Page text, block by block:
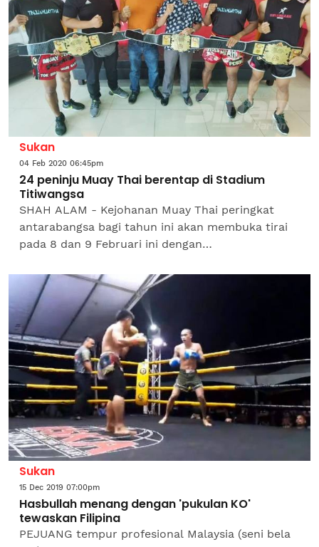
Sukan
04 Feb 2020 06:45pm
24 peninju Muay Thai berentap di Stadium
Titiwangsa
SHAH ALAM - Kejohanan Muay Thai peringkat
antarabangsa bagi tahun ini akan membuka tirai
pada 8 dan 9 Februari ini dengan
memburu kejuaraan. Kejohanan Kuda...
Sukan
15 Dec 2019 07:00pm
Hasbullah menang dengan 'pukulan KO'
tewaskan Filipina
PEJUANG tempur profesional Malaysia (seni bela